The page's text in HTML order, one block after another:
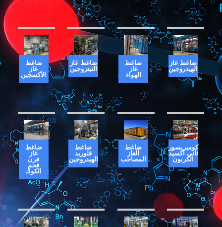
ضاغط غاز
الهيدروجين
ضاغط
غاز
الهواء
ضاغط غاز
النيتروجين
ضاغط
غاز
الأكسجين
كومبريسور
ثاني أكسيد
الكربون
ضاغط
الغاز
المصاحب
ضاغط
فلوريد
الهيدروجين
ضاغط
غاز
فرن
فحم
الكوك